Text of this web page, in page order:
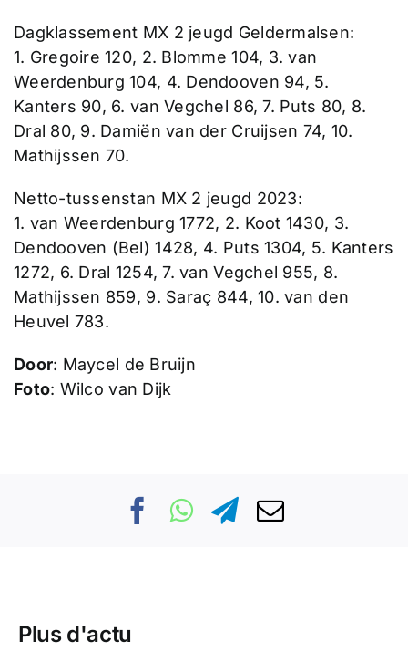
Dagklassement MX 2 jeugd Geldermalsen:
1. Gregoire 120, 2. Blomme 104, 3. van
Weerdenburg 104, 4. Dendooven 94, 5.
Kanters 90, 6. van Vegchel 86, 7. Puts 80, 8.
Dral 80, 9. Damiën van der Cruijsen 74, 10.
Mathijssen 70.
Netto-tussenstan MX 2 jeugd 2023:
1. van Weerdenburg 1772, 2. Koot 1430, 3.
Dendooven (Bel) 1428, 4. Puts 1304, 5. Kanters
1272, 6. Dral 1254, 7. van Vegchel 955, 8.
Mathijssen 859, 9. Saraç 844, 10. van den
Heuvel 783.
Door: Maycel de Bruijn
Foto: Wilco van Dijk
Plus d'actu